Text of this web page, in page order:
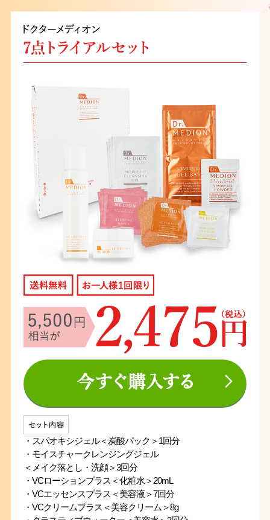
・スパオキシジェル＜炭酸パック＞1回分
・モイスチャークレンジングジェル
＜メイク落とし・洗顔＞3回分
・VCローションプラス＜化粧水＞20mL
・VCエッセンスプラス＜美容液＞7回分
・VCクリームプラス＜美容クリーム＞8g